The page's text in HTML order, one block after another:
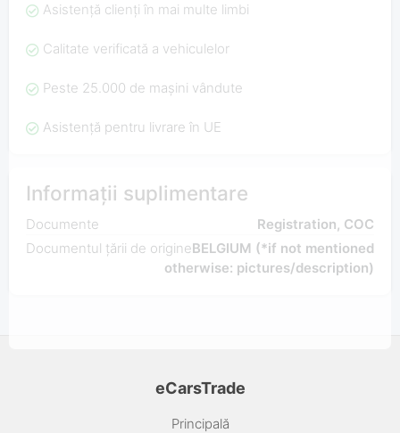
Asistență clienți în mai multe limbi
Calitate verificată a vehiculelor
Peste 25.000 de mașini vândute
Asistență pentru livrare în UE
Informații suplimentare
Documente
Registration, COC
Documentul țării de origineBELGIUM (*if not mentioned
otherwise: pictures/description)
eCarsTrade
Principală